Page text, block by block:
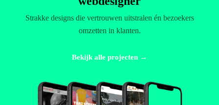
Strakke designs die vertrouwen uitstralen én bezoekers
omzetten in klanten.
Bekijk alle projecten →